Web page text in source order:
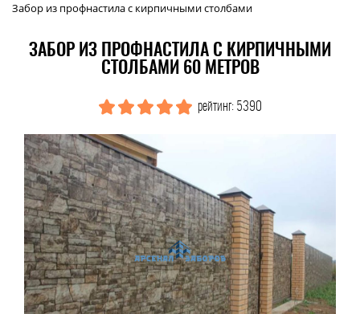
Забор из профнастила с кирпичными столбами
ЗАБОР ИЗ ПРОФНАСТИЛА С КИРПИЧНЫМИ
СТОЛБАМИ 60 МЕТРОВ
рейтинг: 5390